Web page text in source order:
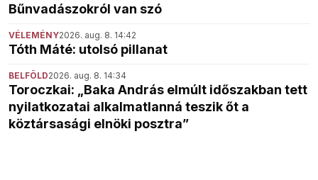
Bűnvadászokról van szó
VÉLEMÉNY2026. aug. 8. 14:42
Tóth Máté: utolsó pillanat
BELFÖLD2026. aug. 8. 14:34
Toroczkai: „Baka András elmúlt időszakban tett
nyilatkozatai alkalmatlanná teszik őt a
köztársasági elnöki posztra”